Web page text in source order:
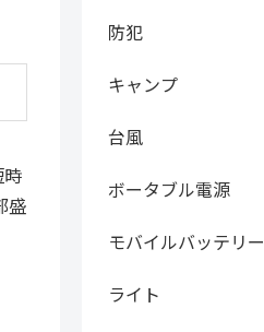
時
盛
防犯
キャンプ
台風
ボータブル電源
モバイルバッテリー
ライト